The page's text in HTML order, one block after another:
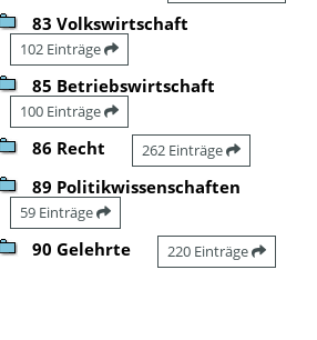
83 Volkswirtschaft
102 Einträge
85 Betriebswirtschaft
100 Einträge
86 Recht 262 Einträge
89 Politikwissenschaften
59 Einträge
90 Gelehrte 220 Einträge